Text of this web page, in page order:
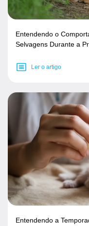
Entendendo o
Selvagens Durante a
Ler o artigo
Entendendo a